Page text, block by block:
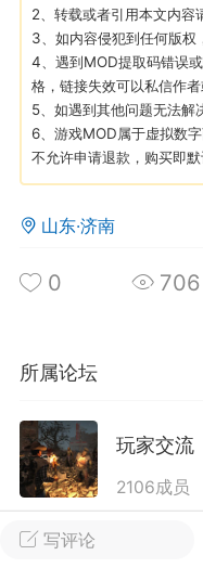
MOD下载 攻
大人
Lv.8
单机辅助引流私下售
作弊模组的发布规范
72
大人
Lv.8
写评论
2、转载或者引用本文内容
3、如内容侵犯到任何版权
4、遇到MOD提取码错误
格，链接失效可以私信作者
5、如遇到其他问题无法解
6、游戏MOD属于虚拟数
不允许申请退款，购买即默
山东·济南
0 706
所属论坛
玩家交流
2106成员
为七日杀玩家提供
遵守中国法律规则